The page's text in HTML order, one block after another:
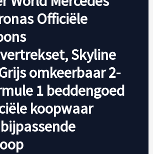
Officiële
Skyline
omkeerbaar 2-
1 beddengoed
koopwaar